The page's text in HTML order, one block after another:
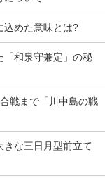
込めた意味とは?
「和泉守兼定」の秘
戦まで「川中島の戦
きな三日月型前立て